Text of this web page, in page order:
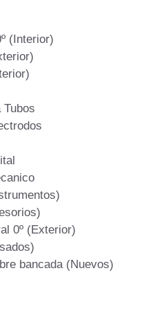
(Interior)
Tubos
0º (Exterior)
bancada (Nuevos)